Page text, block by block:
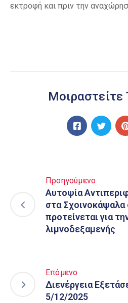
εκτροφή και πριν την
Μοιραστείτε
Προηγούμενο
Αυτοψία
στα Σχοινοκάψαλα
προτείνεται για
λιμνοδεξαμενής
Επόμενο
Διενέργεια
5/12/2025